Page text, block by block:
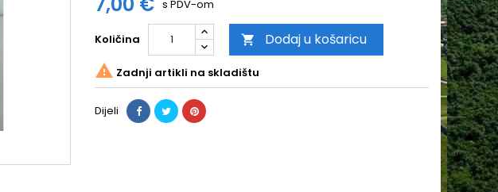
s PDV-om
Količina  Dodaj u košaricu
 Zadnji artikli na skladištu
Dijeli